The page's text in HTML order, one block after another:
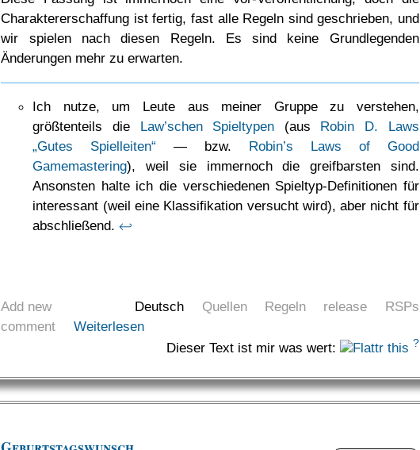
Charaktererschaffung ist fertig, fast alle Regeln sind geschrieben, und
wir spielen nach diesen Regeln. Es sind keine Grundlegenden
Änderungen mehr zu erwarten.
Ich nutze, um Leute aus meiner Gruppe zu verstehen,
größtenteils die Law’schen Spieltypen (aus Robin D. Laws
„Gutes Spielleiten“— bzw. Robin’s Laws of Good
Gamemastering), weil sie immernoch die greifbarsten sind.
Ansonsten halte ich die verschiedenen Spieltyp-Definitionen für
interessant (weil eine Klassifikation versucht wird), aber nicht für
abschließend.↩
Deutsch Quellen Regeln release RSPs
Add new
comment
Weiterlesen
Dieser Text ist mir was wert:
?